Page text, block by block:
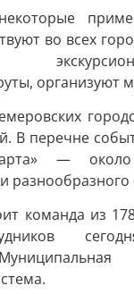
во всех
организуют
В перечне
—
команда из